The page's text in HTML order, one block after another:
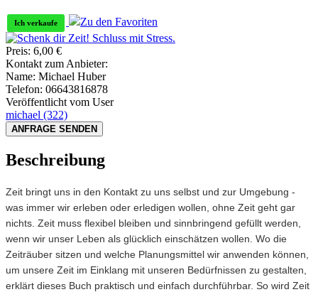
Ich verkaufe Zu den Favoriten
Preis: 6,00 €
Kontakt zum Anbieter:
Name: Michael Huber
Telefon: 06643816878
Veröffentlicht vom User
michael (322)
ANFRAGE SENDEN
Beschreibung
Zeit bringt uns in den Kontakt zu uns selbst und zur Umgebung -
was immer wir erleben oder erledigen wollen, ohne Zeit geht gar
nichts. Zeit muss flexibel bleiben und sinnbringend gefüllt werden,
wenn wir unser Leben als glücklich einschätzen wollen. Wo die
Zeiträuber sitzen und welche Planungsmittel wir anwenden können,
um unsere Zeit im Einklang mit unseren Bedürfnissen zu gestalten,
erklärt dieses Buch praktisch und einfach durchführbar. So wird Zeit